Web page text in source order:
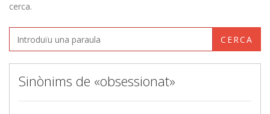
cerca.
CERCA
Sinònims de «obsessionat»